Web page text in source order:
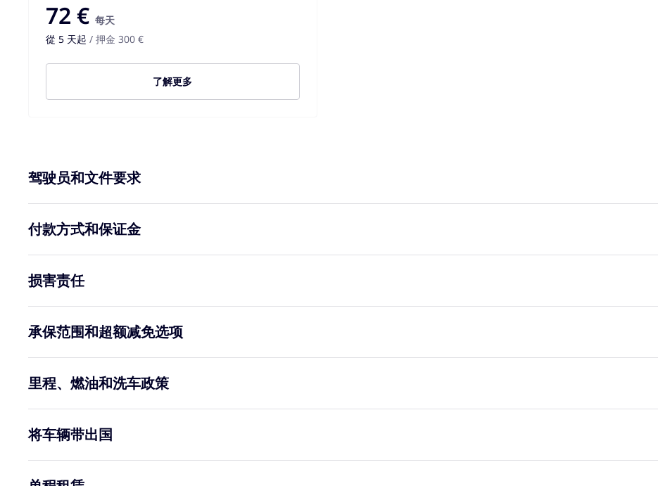
72 € 每天
從 5 天起 / 押金 300 €
了解更多
驾驶员和文件要求
付款方式和保证金
损害责任
承保范围和超额减免选项
里程、燃油和洗车政策
将车辆带出国